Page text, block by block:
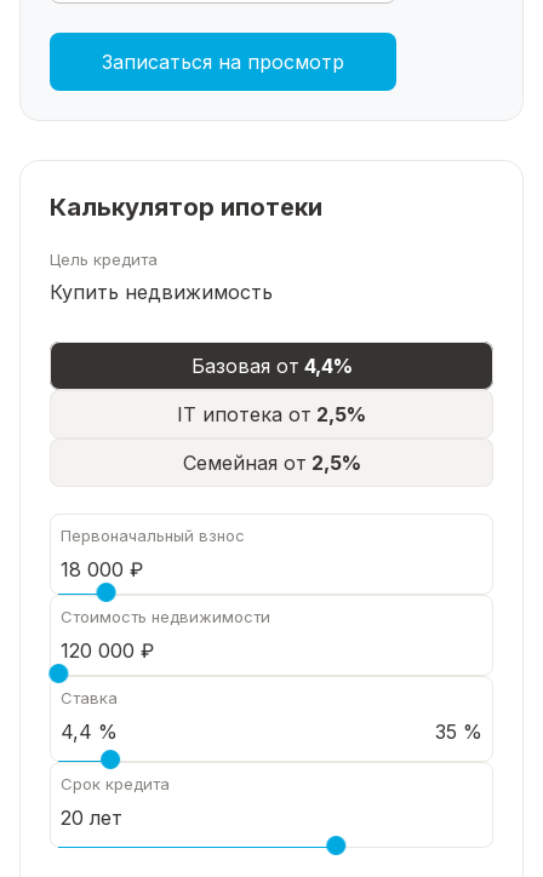
Записаться на просмотр
Калькулятор ипотеки
Цель кредита
Купить недвижимость
Базовая от 4,4%
IT ипотека от 2,5%
Семейная от 2,5%
Первоначальный взнос
Стоимость недвижимости
Ставка
35 %
Срок кредита